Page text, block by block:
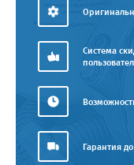
Система
Гарантия